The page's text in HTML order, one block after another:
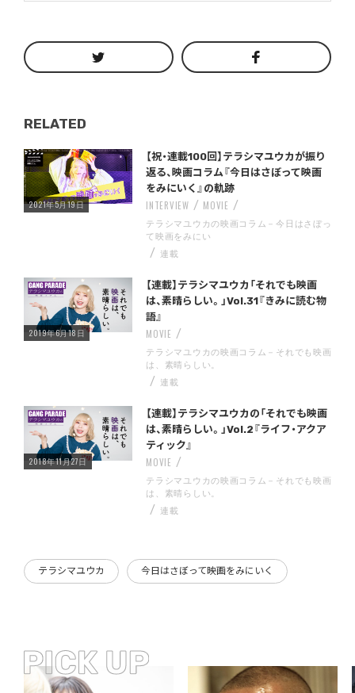
RELATED
Warning : Undefined variable $post_id in
/home/storywriter/storywriter.tokyo/public_html/wp-content/themes/StoryWriter/single.phpon line242
【祝・連載100回】テラシマユウカが振り
返る、映画コラム『今日はさぼって映画
をみにいく』の軌跡
2021年5月19日
INTERVIEW
MOVIE
テラシマユウカの映画コラム－今日はさぼっ
て映画をみにい
連載
Warning : Undefined variable $post_id in
/home/storywriter/storywriter.tokyo/public_html/wp-content/themes/StoryWriter/single.phpon line242
【連載】テラシマユウカ「それでも映画
は、素晴らしい。」Vol.31『きみに読む物
語』
2019年6月18日
MOVIE
テラシマユウカの映画コラム－それでも映画
は、素晴らしい。
連載
Warning : Undefined variable $post_id in
/home/storywriter/storywriter.tokyo/public_html/wp-content/themes/StoryWriter/single.phpon line242
【連載】テラシマユウカの「それでも映画
は、素晴らしい。」Vol.2『ライフ・アクア
ティック』
2018年11月27日
MOVIE
テラシマユウカの映画コラム－それでも映画
は、素晴らしい。
連載
テラシマユウカ 今日はさぼって映画をみにいく